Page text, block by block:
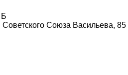
Б
Советского Союза Васильева, 85